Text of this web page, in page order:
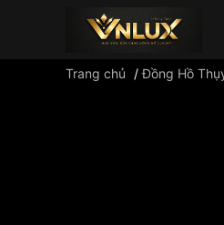
Trang chủ /Đồng Hồ